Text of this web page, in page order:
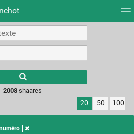
d'images
2008 shaares
20 50 100
numéro